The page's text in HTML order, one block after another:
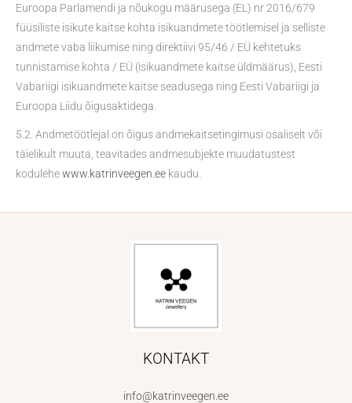
Euroopa Parlamendi ja nõukogu määrusega (EL) nr 2016/679
füüsiliste isikute kaitse kohta isikuandmete töötlemisel ja selliste
andmete vaba liikumise ning direktiivi 95/46 / EÜ kehtetuks
tunnistamise kohta / EÜ (isikuandmete kaitse üldmäärus), Eesti
Vabariigi isikuandmete kaitse seadusega ning Eesti Vabariigi ja
Euroopa Liidu õigusaktidega.
5.2. Andmetöötlejal on õigus andmekaitsetingimusi osaliselt või
täielikult muuta, teavitades andmesubjekte muudatustest
kodulehewww.katrinveegen.ee kaudu.
KONTAKT
info@katrinveegen.ee